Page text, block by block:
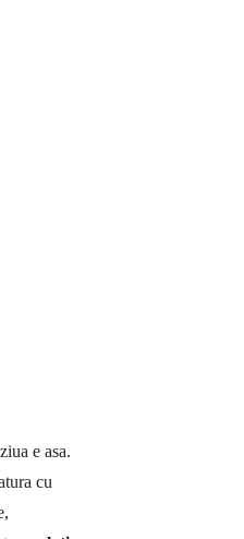
e asa.
cu